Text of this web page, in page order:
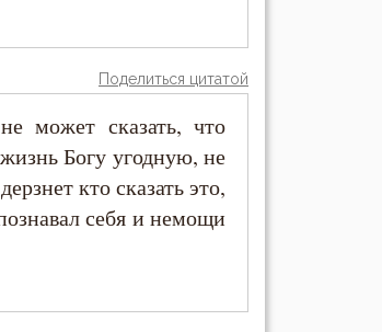
Поделиться цитатой
может сказать, что
Богу угодную, не
кто сказать это,
себя и немощи